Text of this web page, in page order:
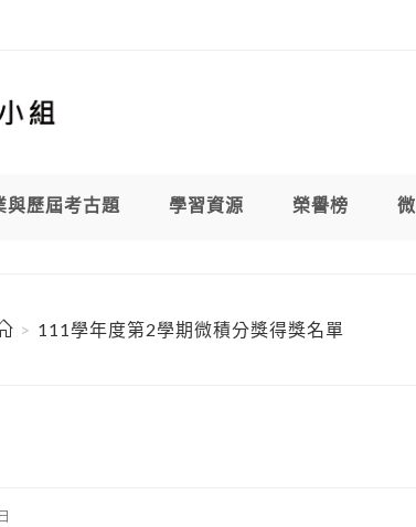
與歷屆考古題 學習資源 榮譽榜
> 111學年度第2學期微積分獎得獎名單